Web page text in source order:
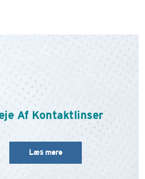
Af Kontaktlinser
Læs mere